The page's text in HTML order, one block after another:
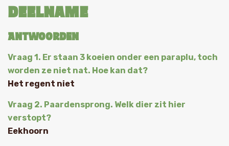
deelname
Antwoorden
Vraag 1. Er staan 3 koeien onder een paraplu, toch
worden ze niet nat. Hoe kan dat?
Het regent niet
Vraag 2. Paardensprong. Welk dier zit hier
verstopt?
Eekhoorn